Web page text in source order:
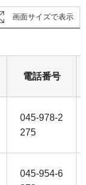
画面サイズで表示
電話番号
045-978-2
275
045-954-6